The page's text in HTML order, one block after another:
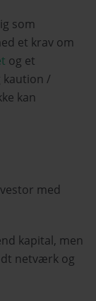
som
et krav om
og et
kaution /
kan
med
kapital, men
netværk og